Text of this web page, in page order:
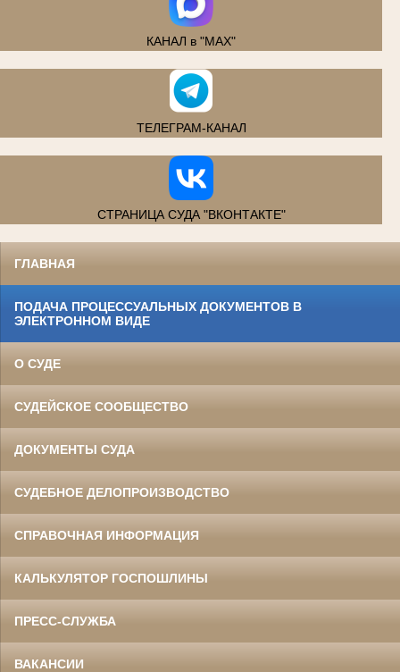
КАНАЛ в "MAX"
ТЕЛЕГРАМ-КАНАЛ
СТРАНИЦА СУДА "ВКОНТАКТЕ"
ГЛАВНАЯ
ПОДАЧА ПРОЦЕССУАЛЬНЫХ ДОКУМЕНТОВ В
ЭЛЕКТРОННОМ ВИДЕ
О СУДЕ
СУДЕЙСКОЕ СООБЩЕСТВО
ДОКУМЕНТЫ СУДА
СУДЕБНОЕ ДЕЛОПРОИЗВОДСТВО
СПРАВОЧНАЯ ИНФОРМАЦИЯ
КАЛЬКУЛЯТОР ГОСПОШЛИНЫ
ПРЕСС-СЛУЖБА
ВАКАНСИИ